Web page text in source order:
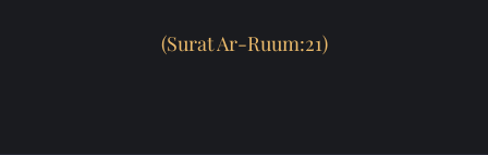
(Surat Ar-Ruum:21)